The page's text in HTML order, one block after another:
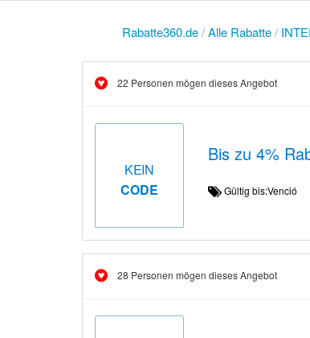
Rabatte360.de/Alle Rabatte/
22 Personen mögen dieses Angebot
KEIN
CODE
Bis zu 4%
Gültig bis:Venció
28 Personen mögen dieses Angebot